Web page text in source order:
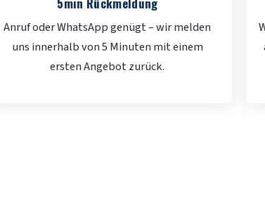
Anruf oder WhatsApp genügt – wir melden
uns innerhalb von 5 Minuten mit einem
ersten Angebot zurück.